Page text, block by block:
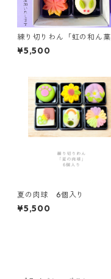
練り切りわん「虹の和ん菓
子」6個入り
¥5,500
夏の肉球 6個入り
¥5,500